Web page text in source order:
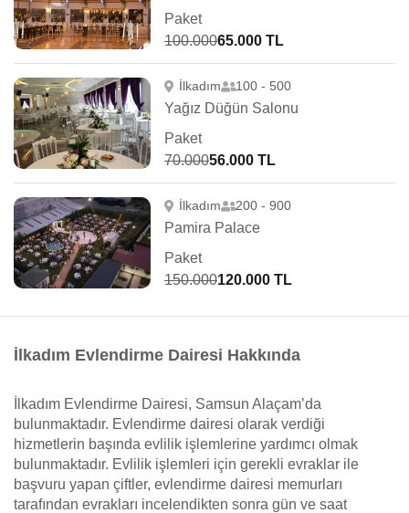
Paket
100.00065.000 TL
İlkadım 100 - 500
Yağız Düğün Salonu
Paket
70.00056.000 TL
İlkadım 200 - 900
Pamira Palace
Paket
150.000120.000 TL
İlkadım Evlendirme Dairesi Hakkında
İlkadım Evlendirme Dairesi, Samsun Alaçam’da
bulunmaktadır. Evlendirme dairesi olarak verdiği
hizmetlerin başında evlilik işlemlerine yardımcı olmak
bulunmaktadır. Evlilik işlemleri için gerekli evraklar ile
başvuru yapan çiftler, evlendirme dairesi memurları
tarafından evrakları incelendikten sonra gün ve saat